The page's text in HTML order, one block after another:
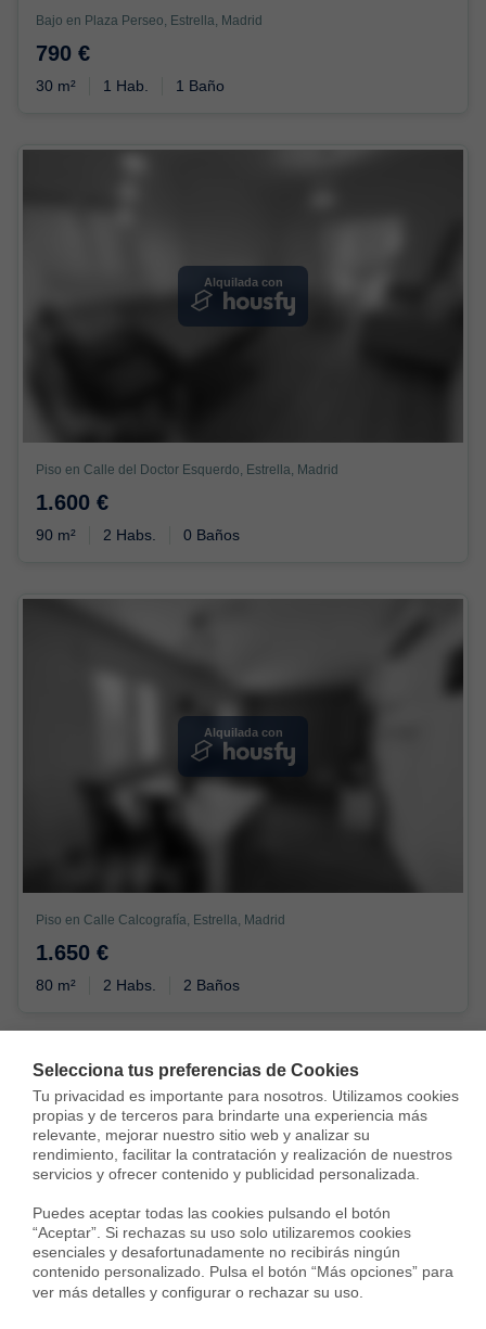
Selecciona tus preferencias de Cookies
Tu privacidad es importante para nosotros. Utilizamos cookies
propias y de terceros para brindarte una experiencia más
relevante, mejorar nuestro sitio web y analizar su
rendimiento, facilitar la contratación y realización de nuestros
servicios y ofrecer contenido y publicidad personalizada.
Puedes aceptar todas las cookies pulsando el botón
“Aceptar”. Si rechazas su uso solo utilizaremos cookies
esenciales y desafortunadamente no recibirás ningún
contenido personalizado. Pulsa el botón “Más opciones” para
ver más detalles y configurar o rechazar su uso.
Bajo en Plaza Perseo, Estrella, Madrid
790 €
30 m² 1 Hab. 1 Baño
Alquilada con
Piso en Calle del Doctor Esquerdo, Estrella, Madrid
1.600 €
90 m² 2 Habs. 0 Baños
Alquilada con
Piso en Calle Calcografía, Estrella, Madrid
1.650 €
80 m² 2 Habs. 2 Baños
Housfy Inmobiliarias Alquiler viviendas
Madrid Madrid Retiro Estrella
Viviendas en alquiler cerca de